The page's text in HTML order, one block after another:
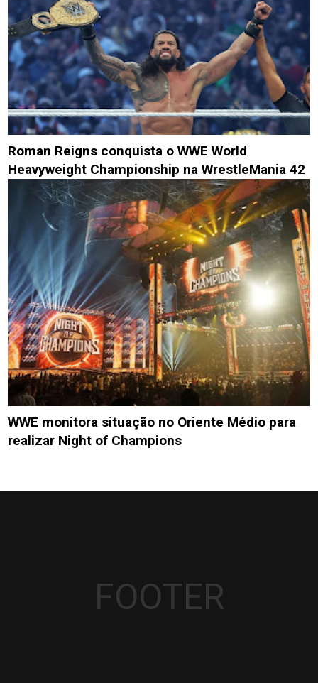
Roman Reigns conquista o WWE World
Heavyweight Championship na WrestleMania 42
WWE monitora situação no Oriente Médio para
realizar Night of Champions
FOOTER